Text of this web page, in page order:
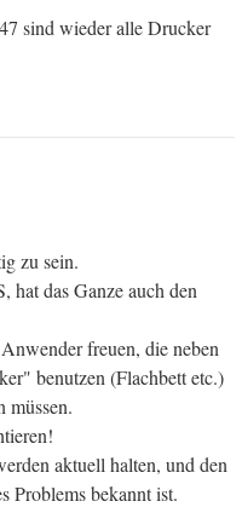
sind wieder alle Drucker
zu sein.
hat das Ganze auch den
freuen, die neben
benutzen (Flachbett etc.)
müssen.
aktuell halten, und den
Problems bekannt ist.